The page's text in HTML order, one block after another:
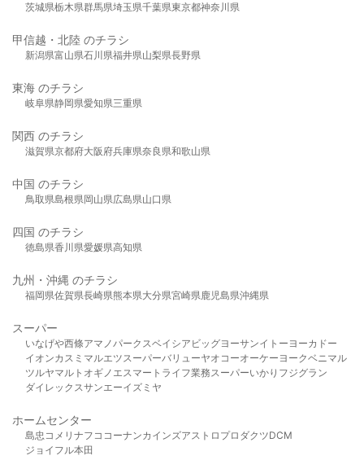
茨城県栃木県群馬県埼玉県千葉県東京都神奈川県
甲信越・北陸 のチラシ
新潟県富山県石川県福井県山梨県長野県
東海 のチラシ
岐阜県静岡県愛知県三重県
関西 のチラシ
滋賀県京都府大阪府兵庫県奈良県和歌山県
中国 のチラシ
鳥取県島根県岡山県広島県山口県
四国 のチラシ
徳島県香川県愛媛県高知県
九州・沖縄 のチラシ
福岡県佐賀県長崎県熊本県大分県宮崎県鹿児島県沖縄県
スーパー
いなげや西條アマノパークスベイシア ビッグヨーサンイトーヨーカドー
イオンカスミ マルエツスーパーバリューヤオコーオーケー ヨークベニマル
ツルヤマルト オギノ エスマート ライフ業務スーパーいかり フジグラン
ダイレックスサンエーイズミヤ
ホームセンター
島忠 コメリ ナフコ コーナンカインズアストロプロダクツDCM
ジョイフル本田